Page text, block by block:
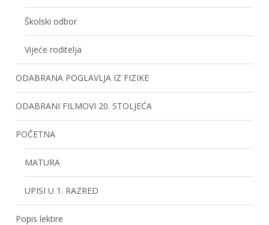
Školski odbor
Vijeće roditelja
ODABRANA POGLAVLJA IZ FIZIKE
ODABRANI FILMOVI 20. STOLJEĆA
POČETNA
MATURA
UPISI U 1. RAZRED
Popis lektire